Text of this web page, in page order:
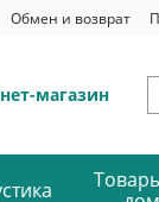
Обмен и возврат
магазин